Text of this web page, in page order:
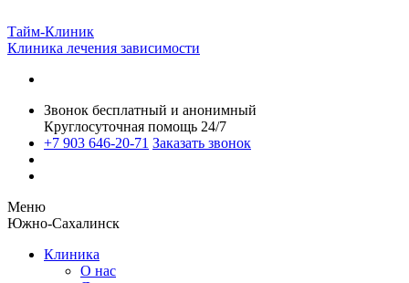
Тайм-Клиник
Клиника лечения зависимости
Звонок бесплатный и анонимный
Круглосуточная помощь 24/7
+7 903 646-20-71 Заказать звонок
Меню
Южно-Сахалинск
Клиника
О нас